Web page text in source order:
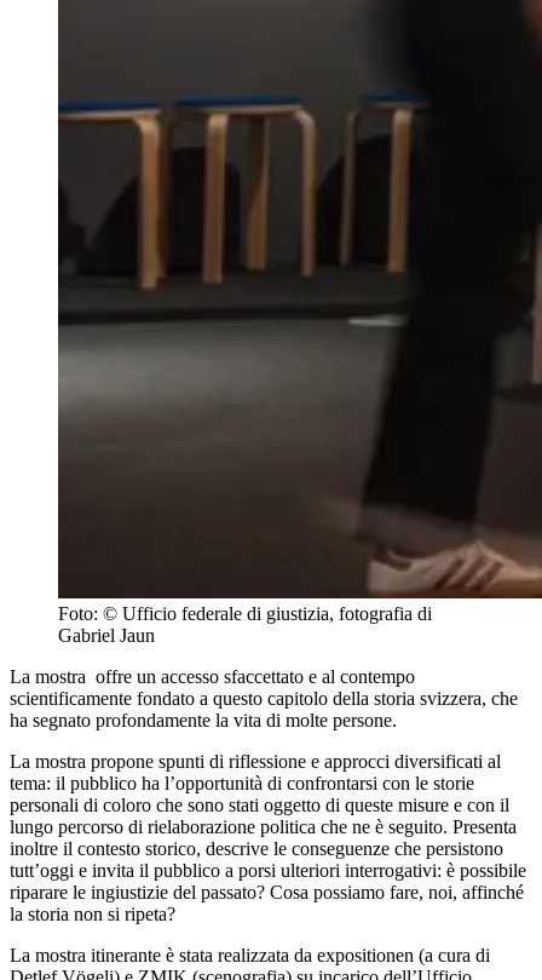
Foto: © Ufficio federale di giustizia, fotografia di
Gabriel Jaun
La mostra offre un accesso sfaccettato e al contempo
scientificamente fondato a questo capitolo della storia svizzera, che
ha segnato profondamente la vita di molte persone.
La mostra propone spunti di riflessione e approcci diversificati al
tema: il pubblico ha l’opportunità di confrontarsi con le storie
personali di coloro che sono stati oggetto di queste misure e con il
lungo percorso di rielaborazione politica che ne è seguito. Presenta
inoltre il contesto storico, descrive le conseguenze che persistono
tutt’oggi e invita il pubblico a porsi ulteriori interrogativi: è possibile
riparare le ingiustizie del passato? Cosa possiamo fare, noi, affinché
la storia non si ripeta?
La mostra itinerante è stata realizzata da expositionen (a cura di